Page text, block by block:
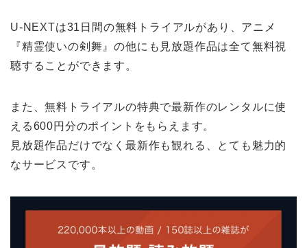
U-NEXTは31日間の無料トライアルがあり、アニメ
『精霊使いの剣舞』の他にも見放題作品は全て無料視
聴することができます。
また、無料トライアルの特典で最新作のレンタルに使
える600円分のポイントをもらえます。
見放題作品だけでなく最新作も観れる、とても魅力的
なサービスです。